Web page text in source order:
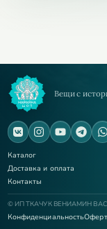
Вещи с
Каталог
Доставка и оплата
Контакты
© ИП ТКАЧУК ВЕНИАМИН
Конфиденциальность